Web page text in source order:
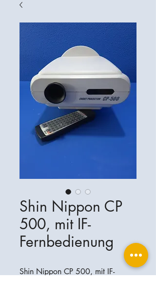
Shin Nippon CP
500, mit IF-
Fernbedienung
Shin Nippon CP 500, mit IF-